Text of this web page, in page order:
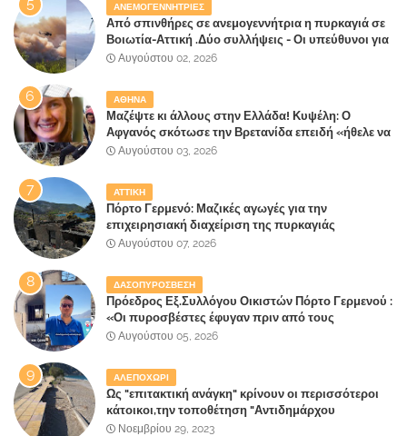
ΑΝΕΜΟΓΕΝΝΗΤΡΙΕΣ
Από σπινθήρες σε ανεμογεννήτρια η πυρκαγιά σε
Βοιωτία-Αττική .Δύο συλλήψεις - Οι υπεύθυνοι για
την λάθος διαχείριση της κατάσβεσης θα
Αυγούστου 02, 2026
ΑΘΗΝΑ
Μαζέψτε κι άλλους στην Ελλάδα! Κυψέλη: Ο
Αφγανός σκότωσε την Βρετανίδα επειδή «ήθελε να
κάνει τη σύντροφό του χριστιανή»
Αυγούστου 03, 2026
ΑΤΤΙΚΗ
Πόρτο Γερμενό: Μαζικές αγωγές για την
επιχειρησιακή διαχείριση της πυρκαγιάς
ετοιμάζουν οι κάτοικοι!
Αυγούστου 07, 2026
ΔΑΣΟΠΥΡΟΣΒΕΣΗ
Πρόεδρος Εξ.Συλλόγου Οικιστών Πόρτο Γερμενού :
«Οι πυροσβέστες έφυγαν πριν από τους
κατοίκους»
Αυγούστου 05, 2026
ΑΛΕΠΟΧΩΡΙ
Ως "επιτακτική ανάγκη" κρίνουν οι περισσότεροι
κάτοικοι,την τοποθέτηση "Αντιδημάρχου
Παραλιακής Ζώνης" στο Δήμο Μάνδρας-Ειδυλλίας!
Νοεμβρίου 29, 2023